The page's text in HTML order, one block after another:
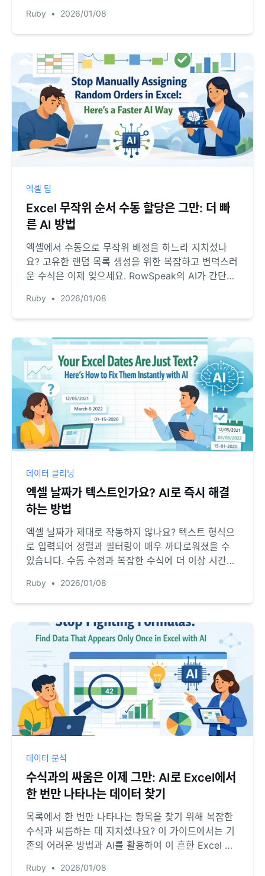
수식 오류를 자동으로 처리하는 방법을 알아보세요.
Ruby • 2026/01/08
엑셀 팁
Excel 무작위 순서 수동 할당은 그만: 더 빠
른 AI 방법
엑셀에서 수동으로 무작위 배정을 하느라 지치셨나
요? 고유한 랜덤 목록 생성을 위한 복잡하고 변덕스러
운 수식은 이제 잊으세요. RowSpeak의 AI가 간단한
위 정렬 및 그룹화를 몇 초 만에 처리하는 방법을 확인
해 보세요.
Ruby • 2026/01/08
데이터 클리닝
엑셀 날짜가 텍스트인가요? AI로 즉시 해결
하는 방법
엑셀 날짜가 제대로 작동하지 않나요? 텍스트 형식으
로 입력되어 정렬과 필터링이 매우 까다로워졌을 수
있습니다. 수동 수정과 복잡한 수식에 더 이상 시간을
짜 형식이든 단 몇 초 만에 인식하고 변환하는 방법을
확인해 보세요.
Ruby • 2026/01/08
데이터 분석
수식과의 싸움은 이제 그만: AI로 Excel에서
한 번만 나타나는 데이터 찾기
목록에서 한 번만 나타나는 항목을 찾기 위해 복잡한
수식과 씨름하는 데 지치셨나요? 이 가이드에서는 기
존의 어려운 방법과 AI를 활용하여 이 흔한 Excel 문
다.
Ruby • 2026/01/08